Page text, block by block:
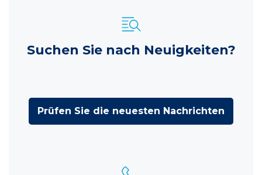
Suchen Sie nach Neuigkeiten?
Prüfen Sie die neuesten Nachrichten